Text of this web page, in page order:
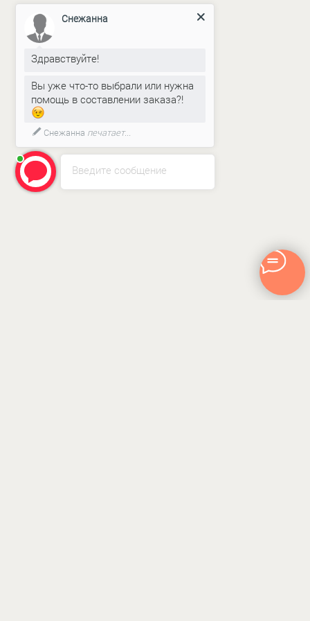
Введите сообщение
Снежанна
Здравствуйте!
Вы уже что-то выбрали или нужна
помощь в составлении заказа?!
Снежанна печатает...